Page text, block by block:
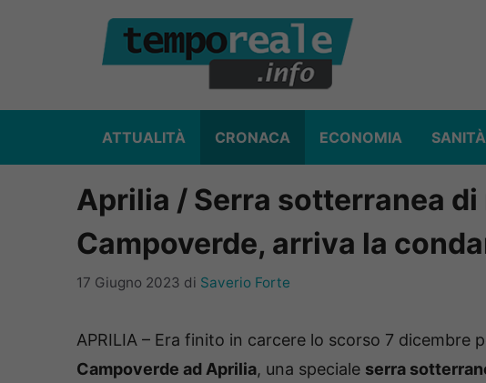
ATTUALITÀ CRONACA ECONOMIA SANITÀ
Aprilia / Serra sotterranea di
Campoverde, arriva la
17 Giugno 2023 di Saverio Forte
APRILIA – Era finito in carcere lo scorso 7 dicembre
Campoverde ad Aprilia, una speciale serra